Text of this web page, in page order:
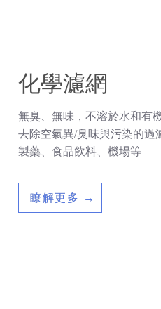
化學濾網
無臭、無味，不溶於水和有
去除空氣異/臭味與污染的過
製藥、食品飲料、機場等
瞭解更多 →